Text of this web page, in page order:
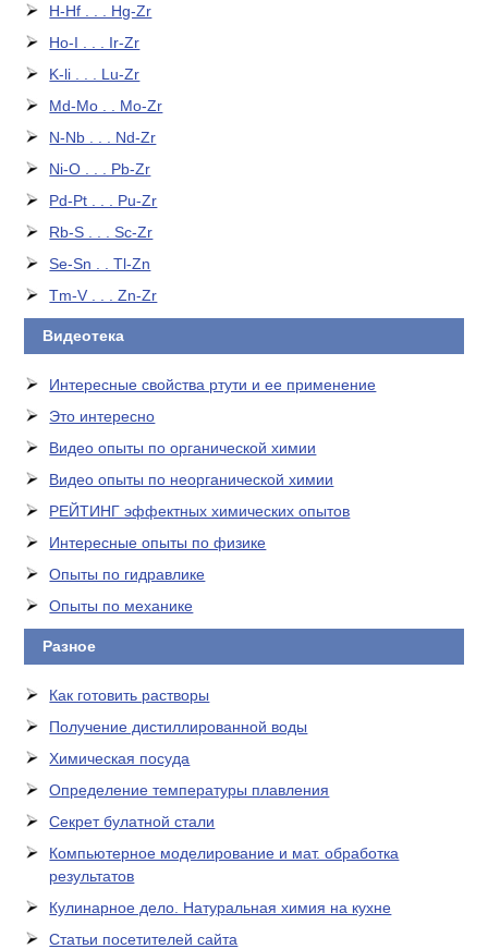
H-Hf . . . Hg-Zr
Ho-I . . . Ir-Zr
K-li . . . Lu-Zr
Md-Mo . . Mo-Zr
N-Nb . . . Nd-Zr
Ni-O . . . Pb-Zr
Pd-Pt . . . Pu-Zr
Rb-S . . . Sc-Zr
Se-Sn . . Tl-Zn
Tm-V . . . Zn-Zr
Видеотека
Интересные свойства ртути и ее применение
Это интересно
Видео опыты по органической химии
Видео опыты по неорганической химии
РЕЙТИНГ эффектных химических опытов
Интересные опыты по физике
Опыты по гидравлике
Опыты по механике
Разное
Как готовить растворы
Получение дистиллированной воды
Химическая посуда
Определение температуры плавления
Секрет булатной стали
Компьютерное моделирование и мат. обработка
результатов
Кулинарное дело. Натуральная химия на кухне
Статьи посетителей сайта